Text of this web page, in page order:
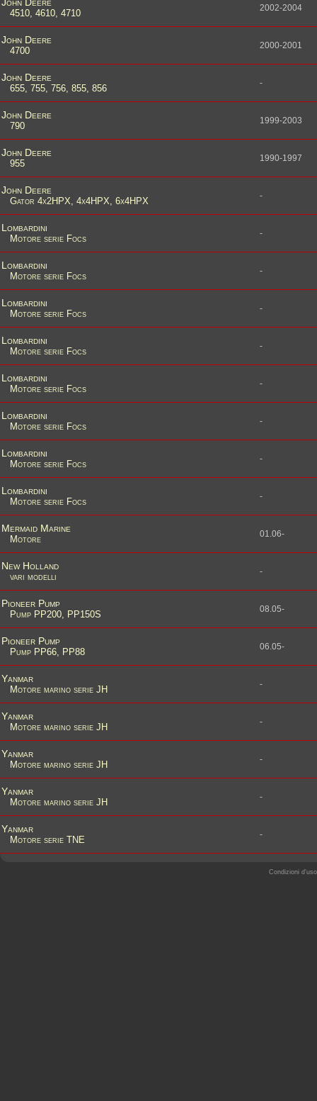
4510, 4610, 4710 2002-2004
John Deere
4700 2000-2001
John Deere
655, 755, 756, 855, 856 -
John Deere
790 1999-2003
John Deere
955 1990-1997
John Deere
Gator 4x2HPX, 4x4HPX, 6x4HPX -
Lombardini
Motore serie Focs -
Lombardini
Motore serie Focs -
Lombardini
Motore serie Focs -
Lombardini
Motore serie Focs -
Lombardini
Motore serie Focs -
Lombardini
Motore serie Focs -
Lombardini
Motore serie Focs -
Lombardini
Motore serie Focs -
Mermaid Marine
Motore 01.06-
New Holland
vari modelli -
Pioneer Pump
Pump PP200, PP150S 08.05-
Pioneer Pump
Pump PP66, PP88 06.05-
Yanmar
Motore marino serie JH -
Yanmar
Motore marino serie JH -
Yanmar
Motore marino serie JH -
Yanmar
Motore marino serie JH -
Yanmar
Motore serie TNE -
Condizioni d'uso